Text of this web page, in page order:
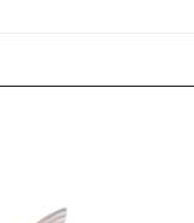
出来るレギュラー